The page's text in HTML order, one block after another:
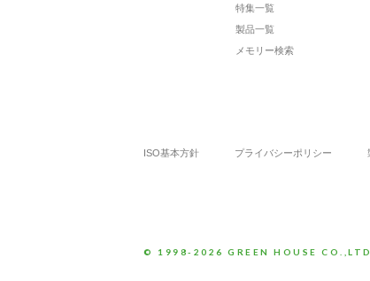
特集一覧
製品一覧
メモリー検索
ISO基本方針 プライバシーポリシー
© 1998-2026 GREEN HOUSE CO.,LTD.